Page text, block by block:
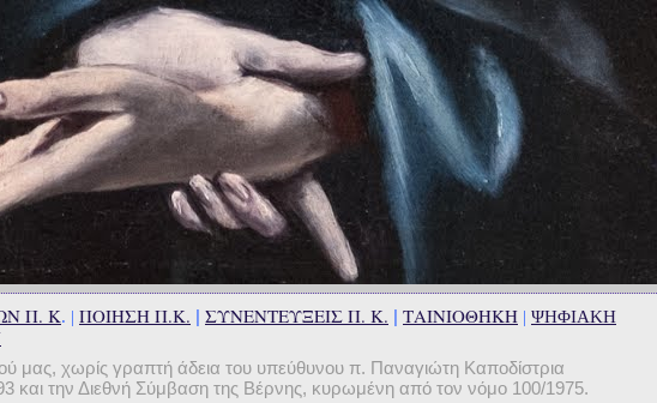
Π. Κ. | ΠΟΙΗΣΗ Π.Κ. | ΣΥΝΕΝΤΕΥΞΕΙΣ Π. Κ. | ΤΑΙΝΙΟΘΗΚΗ | ΨΗΦΙΑΚΗ
μας, χωρίς γραπτή άδεια του υπεύθυνου π. Παναγιώτη Καποδίστρια
και την Διεθνή Σύμβαση της Βέρνης, κυρωμένη από τον νόμο 100/1975.